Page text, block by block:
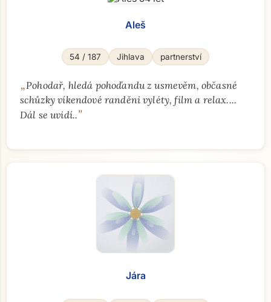
Aleš
54 / 187 Jihlava partnerství
„Pohodař, hledá pohoďandu z usmevěm, občasné
schůzky víkendové randěni vyléty, film a relax....
Dál se uvidí.."
Jára